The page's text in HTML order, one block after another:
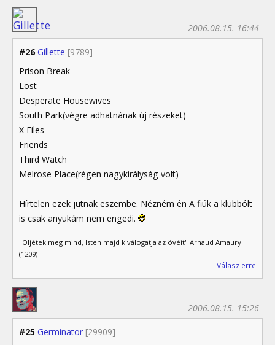
#26 Gillette [9789]
2006.08.15. 16:44
Prison Break
Lost
Desperate Housewives
South Park(végre adhatnának új részeket)
X Files
Friends
Third Watch
Melrose Place(régen nagykirályság volt)
Hírtelen ezek jutnak eszembe. Nézném én A fiúk a klubbólt
is csak anyukám nem engedi.
"Öljétek meg mind, Isten majd kiválogatja az övéit" Arnaud Amaury
(1209)
Válasz erre
#25 Germinator [29909]
2006.08.15. 15:26